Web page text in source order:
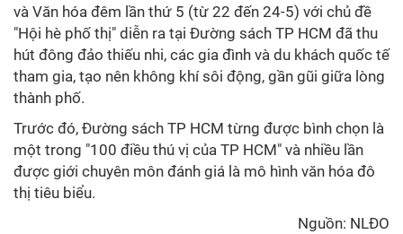
và Văn hóa đêm lần thứ 5 (từ 22 đến 24-5) với chủ đề
"Hội hè phố thị" diễn ra tại Đường sách TP HCM đã thu
hút đông đảo thiếu nhi, các gia đình và du khách quốc tế
tham gia, tạo nên không khí sôi động, gần gũi giữa lòng
thành phố.
Trước đó, Đường sách TP HCM từng được bình chọn là
một trong "100 điều thú vị của TP HCM" và nhiều lần
được giới chuyên môn đánh giá là mô hình văn hóa đô
thị tiêu biểu.
Nguồn: NLĐO